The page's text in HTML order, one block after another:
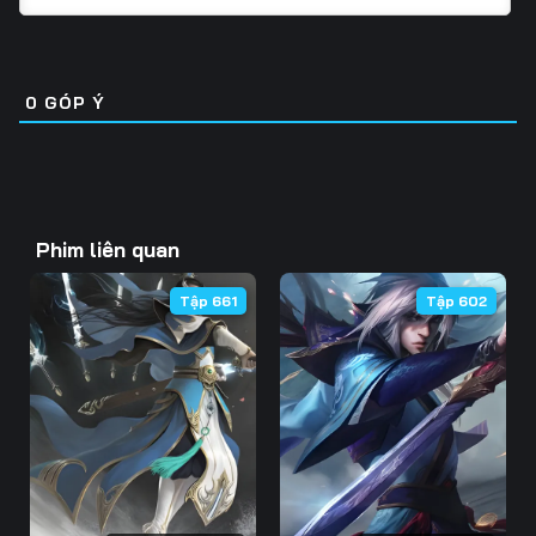
Tập 49
Tập 58
Tập 61 Tập 62 Tập 63
Tập 64 Tập 65 Tập 66
Tập 67 Tập 68 Tập 69
Tập 70 Tập 71 Tập 72
Tập 73 Tập 74 Tập 75
Tập 31 Tập 32 Tập 33
Tập 37 Tập 38 Tập 39
Tập 46 Tập 47 Tập 48
Tập 49 Tập 50 Tập 51
Tập 52 Tập 53 Tập 54
Tập 56 Tập 57
Tập 58 Tập 59 Tập 60
0 GÓP Ý
Phim liên quan
Tập 661 Tập 602